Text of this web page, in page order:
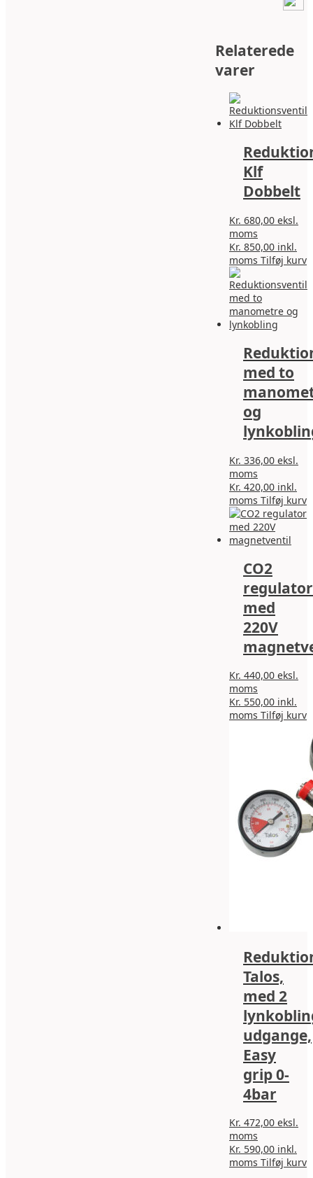
Relaterede
varer
Klf
Dobbelt
Kr. 680,00 eksl.
moms
Kr. 850,00 inkl.
moms Tilføj kurv
med to
og
Kr. 336,00 eksl.
moms
Kr. 420,00 inkl.
moms Tilføj kurv
CO2
regulator
med
220V
Kr. 440,00 eksl.
moms
Kr. 550,00 inkl.
moms Tilføj kurv
Talos,
med 2
udgange,
Easy
grip 0-
4bar
Kr. 472,00 eksl.
moms
Kr. 590,00 inkl.
moms Tilføj kurv